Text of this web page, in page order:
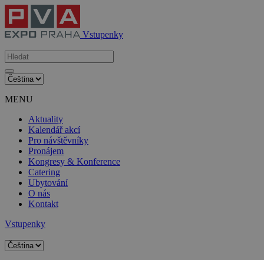
Vstupenky
MENU
Aktuality
Kalendář akcí
Pro návštěvníky
Pronájem
Kongresy & Konference
Catering
Ubytování
O nás
Kontakt
Vstupenky